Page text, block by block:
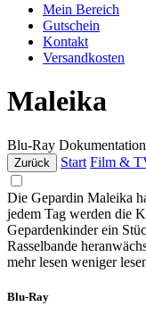
Mein Bereich
Gutschein
Kontakt
Versandkosten
Maleika
Blu-Ray
Zurück Start Film &
Die Gepardin Maleika
jedem Tag werden die
Gepardenkinder ein
Rasselbande
mehr lesen weniger
Blu-Ray